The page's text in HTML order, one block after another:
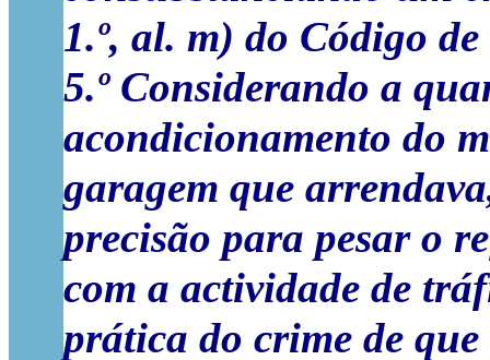
1.º, al. m) do Código
5.º Considerando a
acondicionamento do
garagem que
precisão para pesar o
com a actividade de
prática do crime de